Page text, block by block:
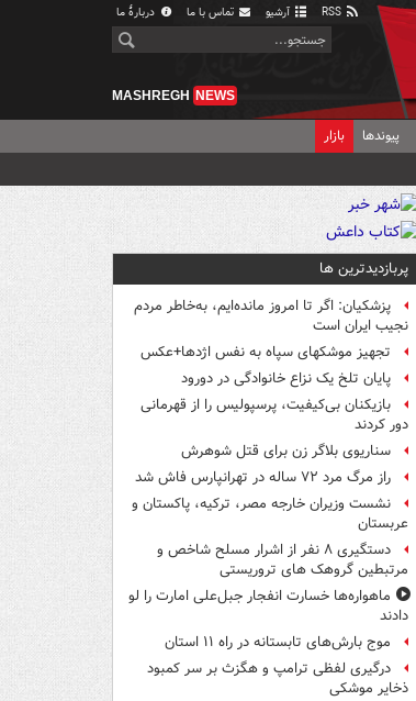
آرشیو تماس با ما دربارهٔ ما
MASHREGH NEWS
پیوندها بازار
پربازدیدترین ها
پزشکیان: اگر تا امروز مانده‌ایم، به‌خاطر مردم
نجیب ایران است
تجهیز موشکهای سپاه به نفس اژدها+عکس
پایان تلخ یک نزاع خانوادگی در دورود
بازیکنان بی‌کیفیت، پرسپولیس را از قهرمانی
دور کردند
سناریوی بلاگر زن برای قتل شوهرش
راز مرگ مرد ۷۲ ساله در تهرانپارس فاش شد
نشست وزیران خارجه مصر، ترکیه، پاکستان و
عربستان
دستگیری ۸ نفر از اشرار مسلح شاخص و
مرتبطین گروهک های تروریستی
ماهواره‌ها خسارت انفجار جبل‌علی امارت را لو
دادند
موج بارش‌های تابستانه در راه ۱۱ استان
درگیری لفظی ترامپ و هگزث بر سر کمبود
ذخایر موشکی